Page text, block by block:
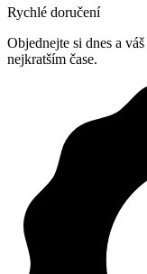
Rychlé doručení
Objednejte si dnes a
nejkratším čase.